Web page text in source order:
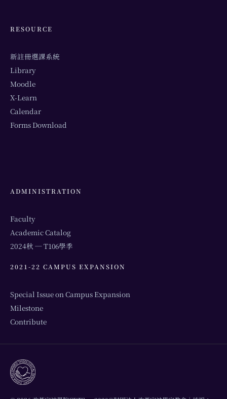
RESOURCE
新註冊選課系統
Library
Moodle
X-Learn
Calendar
Forms Download
ADMINISTRATION
Faculty
Academic Catalog
2024秋 ─ T106學季
2021-22 CAMPUS EXPANSION
Special Issue on Campus Expansion
Milestone
Contribute